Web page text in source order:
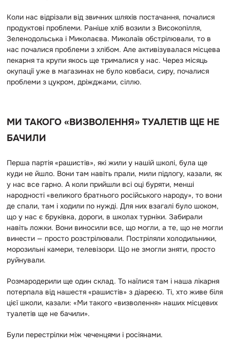
Коли нас відрізали від звичних шляхів постачання, почалися
продуктові проблеми. Раніше хліб возили з Високопілля,
Зеленодольська і Миколаєва. Миколаїв обстрілювали, то в
нас почалися проблеми з хлібом. Але активізувалася місцева
пекарня та крупи якось ще трималися у нас. Через місяць
окупації уже в магазинах не було ковбаси, сиру, почалися
проблеми з цукром, дріжджами, сіллю.
МИ ТАКОГО «ВИЗВОЛЕННЯ» ТУАЛЕТІВ ЩЕ НЕ
БАЧИЛИ
Перша партія «рашистів», які жили у нашій школі, була ще
куди не йшло. Вони там навіть прали, мили підлогу, казали, як
у нас все гарно. А коли прийшли всі оці буряти, менші
народності «великого братнього російського народу», то вони
де спали, там і ходили по нужді. Для них взагалі було шоком,
що у нас є бруківка, дороги, в школах турніки. Забирали
навіть ложки. Вони виносили все, що могли, а те, що не могли
винести — просто розстрілювали. Постріляли холодильники,
морозильні камери, телевізори. Що не змогли зняти, просто
руйнували.
Розмародерили ще один склад. То наїлися там і наша лікарня
потерпала від нашестя «рашистів» з діареєю. Ті, хто живе біля
цієї школи, казали: «Ми такого «визволення» наших місцевих
туалетів ще не бачили».
Були перестрілки між чеченцями і росіянами.